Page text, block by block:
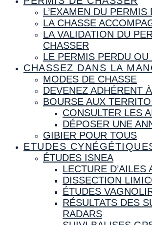
L’EXAMEN DU PERMIS
LA CHASSE
LA VALIDATION DU
CHASSER
LE PERMIS PERDU OU
CHASSEZ DANS LA
MODES DE CHASSE
DEVENEZ ADHÉRENT
BOURSE AUX
CONSULTER LES
DÉPOSER UNE
GIBIER POUR TOUS
ETUDES
ÉTUDES ISNEA
LECTURE D’AILES
DISSECTION
ÉTUDES
RÉSULTATS DES
RADARS